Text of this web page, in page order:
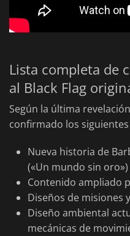
Lista completa de
al Black Flag
Según la última
confirmado los
Nueva historia de
(«Un mundo sin oro»)
Contenido ampliado
Diseños de misiones
Diseño ambiental
mecánicas de